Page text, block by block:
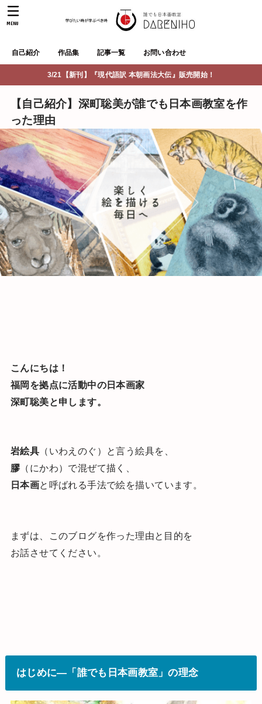
自己紹介 作品集 記事一覧 お問い合わせ
MENU
3/21【新刊】『現代語訳 本朝画法大伝』販売開始！
【自己紹介】深町聡美が誰でも日本画教室を作
った理由
こんにちは！
福岡を拠点に活動中の日本画家
深町聡美と申します。
岩絵具 （いわえのぐ）と言う絵具を、
膠（にかわ）で混ぜて描く、
日本画と呼ばれる手法で絵を描いています。
まずは、このブログを作った理由と目的を
お話させてください。
はじめに―「誰でも日本画教室」の理念